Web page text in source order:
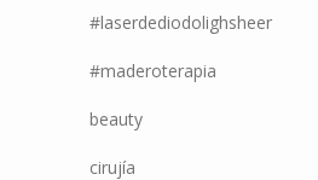
#laserdediodolighsheer
#maderoterapia
beauty
cirujía